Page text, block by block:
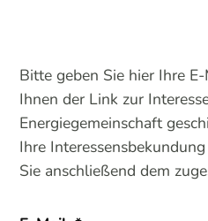
Bitte geben Sie hier Ihre
Ihnen der Link zur
Energiegemeinschaft
Ihre
Sie anschließend dem